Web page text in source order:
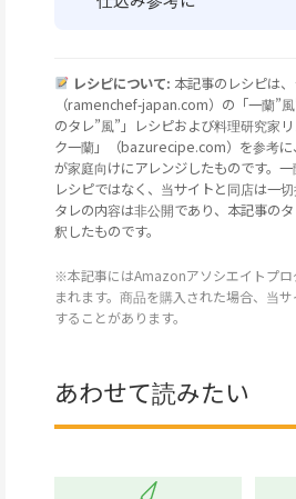
レシピについて: 本記事のレシピは
（ramenchef-japan.com）の「一蘭”
のタレ”風”」レシピおよび料理研究家
ク一蘭」（bazurecipe.com）を参考
が家庭向けにアレンジしたものです。
レシピではなく、当サイトと同店は一
タレの内容は非公開であり、本記事の
釈したものです。
※本記事にはAmazonアソシエイトプロ
まれます。商品を購入された場合、当
することがあります。
あわせて読みたい